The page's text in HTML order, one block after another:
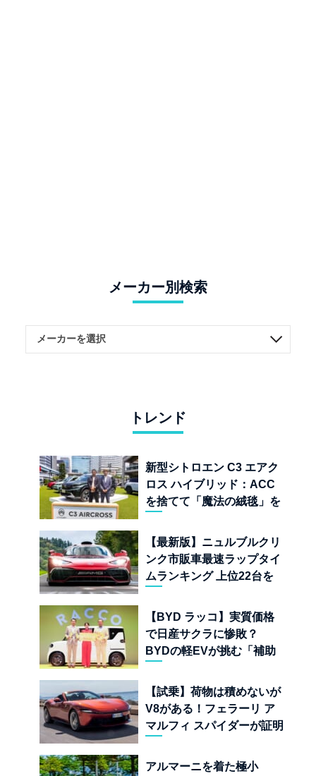
メーカー別検索
トレンド
新型シトロエン C3 エアク
ロス ハイブリッド：ACC
を捨てて「魔法の絨毯」を
児
【最新版】ニュルブルクリ
ンク市販車最速ラップタイ
ムランキング 上位22台を
【BYD ラッコ】実質価格
で日産サクラに惨敗？
BYDの軽EVが挑む「補助
界
【試乗】荷物は積めないが
V8がある！フェラーリ ア
マルフィ スパイダーが証明
ーの至福
アルマーニを着た極小